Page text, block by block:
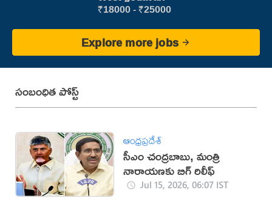
₹18000 - ₹25000
Explore more jobs
సంబంధిత పోస్ట్
ఆంధ్రప్రదేశ్
సీఎం చంద్రబాబు, మంత్రి
నారాయణకు బిగ్ రిలీఫ్
Jul 15, 2026, 06:07 IST